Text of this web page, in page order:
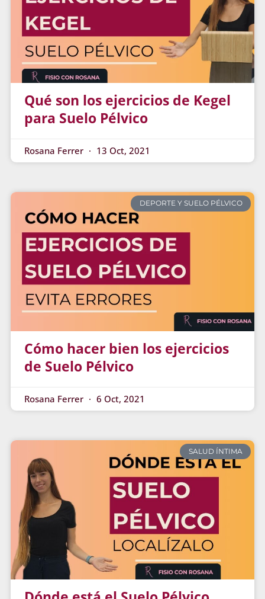
Qué son los ejercicios de Kegel
para Suelo Pélvico
Rosana Ferrer 13 Oct, 2021
DEPORTE Y SUELO PÉLVICO
Cómo hacer bien los ejercicios
de Suelo Pélvico
Rosana Ferrer 6 Oct, 2021
SALUD ÍNTIMA